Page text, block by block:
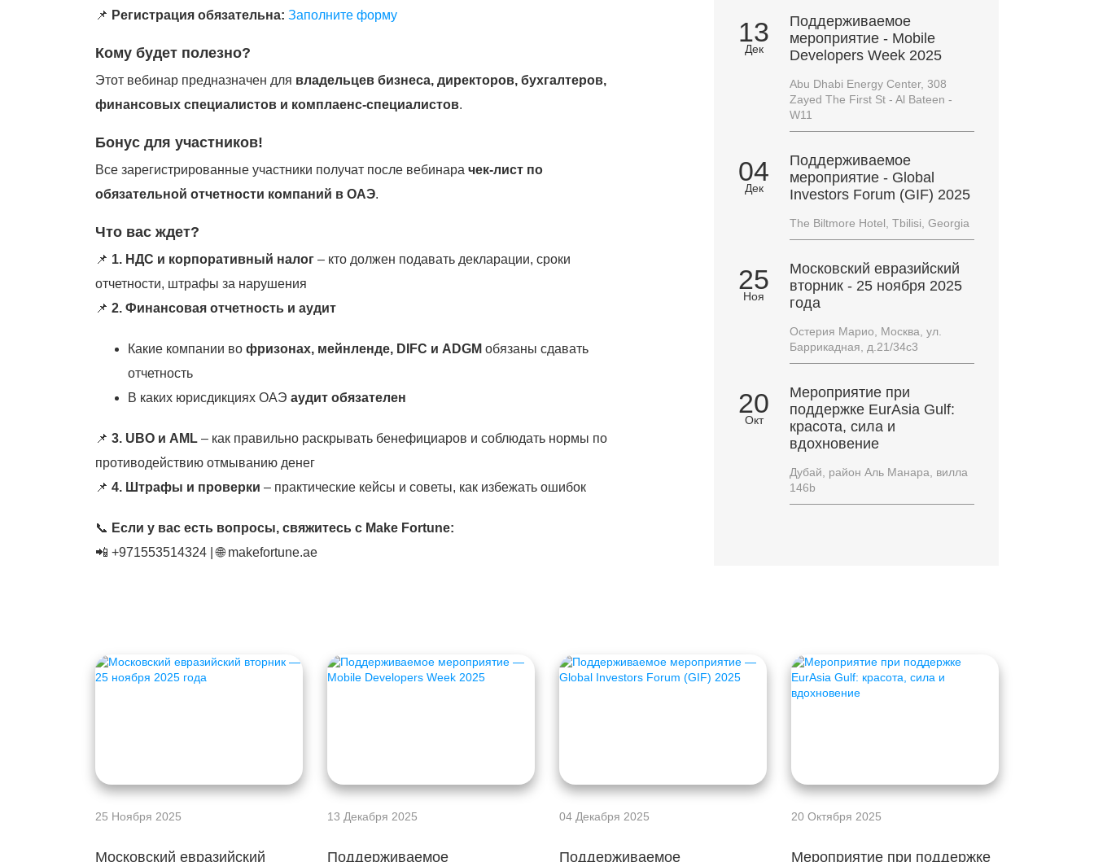
📌 Регистрация обязательна: Заполните форму
Кому будет полезно?
Этот вебинар предназначен для владельцев бизнеса, директоров, бухгалтеров,
финансовых специалистов и комплаенс-специалистов.
Бонус для участников!
Все зарегистрированные участники получат после вебинара чек-лист по
обязательной отчетности компаний в ОАЭ.
Что вас ждет?
📌 1. НДС и корпоративный налог – кто должен подавать декларации, сроки
отчетности, штрафы за нарушения
📌 2. Финансовая отчетность и аудит
Какие компании во фризонах, мейнленде, DIFC и ADGM обязаны сдавать
отчетность
В каких юрисдикциях ОАЭ аудит обязателен
📌 3. UBO и AML – как правильно раскрывать бенефициаров и соблюдать нормы по
противодействию отмыванию денег
📌 4. Штрафы и проверки – практические кейсы и советы, как избежать ошибок
📞 Если у вас есть вопросы, свяжитесь с Make Fortune:
📲 +971553514324 | 🌐 makefortune.ae
13
Дек
Поддерживаемое
мероприятие - Mobile
Developers Week 2025
Abu Dhabi Energy Center, 308
Zayed The First St - Al Bateen -
W11
04
Дек
Поддерживаемое
мероприятие - Global
Investors Forum (GIF) 2025
The Biltmore Hotel, Tbilisi, Georgia
25
Ноя
Московский евразийский
вторник - 25 ноября 2025
года
Остерия Марио, Москва, ул.
Баррикадная, д.21/34с3
20
Окт
Мероприятие при
поддержке EurAsia Gulf:
красота, сила и
вдохновение
Дубай, район Аль Манара, вилла
146b
25 Ноября 2025
Московский евразийский
13 Декабря 2025
Поддерживаемое
04 Декабря 2025
Поддерживаемое
20 Октября 2025
Мероприятие при поддержке